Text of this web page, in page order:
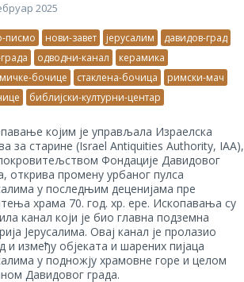
2025
писмо нови-завет јерусалим
давидов-град
одводни-канал
керамика
бочице
стаклена-бочица
римски-мач
библијски-културни-центар
којим је управљала Израелска
за старине (Israel Antiquities Authority, IAA),
Фондације Давидовог
открива промену урбаног пулса
у последњим деценијама пре
храма 70. год. хр. ере. Ископавања су
канал који је био главна подземна
Јерусалима. Овај канал је пролазио
и између објеката и шарених пијаца
у подножју храмовне горе и целом
Давидовог града.